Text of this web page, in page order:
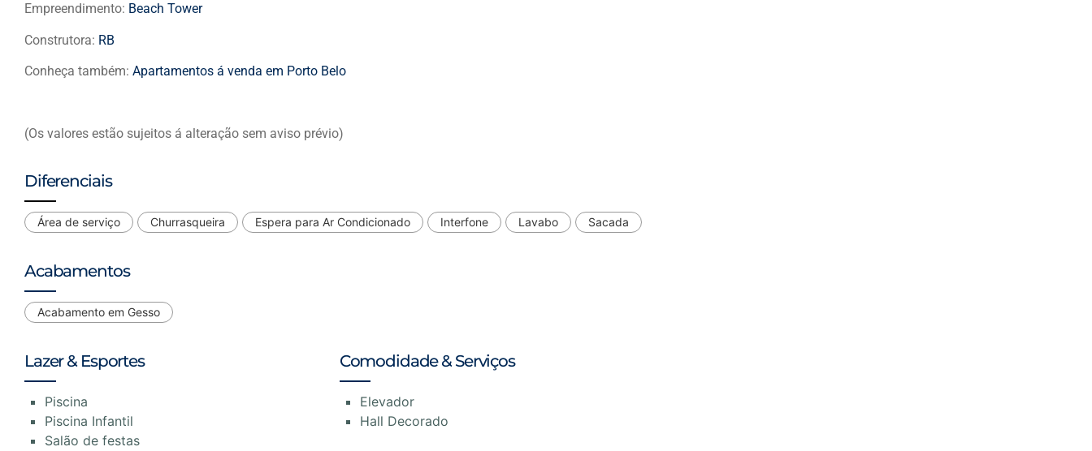
Empreendimento: Beach Tower
Construtora: RB
Conheça também: Apartamentos á venda em Porto Belo
(Os valores estão sujeitos á alteração sem aviso prévio)
Diferenciais
Área de serviço Churrasqueira Espera para Ar Condicionado Interfone Lavabo Sacada
Acabamentos
Acabamento em Gesso
Lazer & Esportes
Piscina
Piscina Infantil
Salão de festas
Comodidade & Serviços
Elevador
Hall Decorado